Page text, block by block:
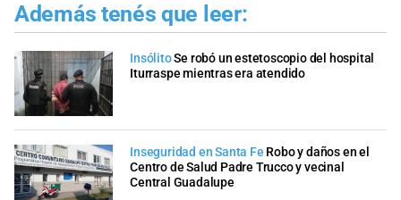
Además tenés que leer:
InsólitoSe robó un estetoscopio del hospital
Iturraspe mientras era atendido
Inseguridad en Santa Fe Robo y daños en el
Centro de Salud Padre Trucco y vecinal
Central Guadalupe